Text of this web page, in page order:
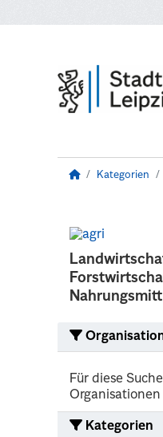
Kategorien
Für diese
Kategorien